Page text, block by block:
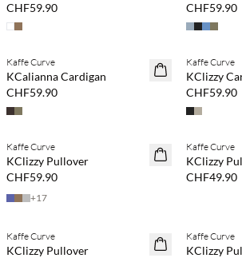
CHF59.90
CHF59.90
NEUHEITEN
Kaufe mind. 2 & spare 20 %
Kaffe Curve
KCalianna Cardigan
CHF59.90
NEUHEITEN
Kaufe mind.
Kaffe Curve
KClizzy
CHF59.90
NEUHEITEN
Kaufe mind. 2 & spare 20 %
Kaffe Curve
KClizzy Pullover
CHF59.90
+17
NEUHEITEN
Kaufe mind.
Kaffe Curve
KClizzy
CHF49.90
NEUHEITEN
Kaffe Curve
KClizzy Pullover
NEUHEITEN
Kaffe Curve
KClizzy